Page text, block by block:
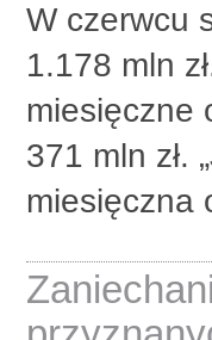
W czerwcu
1.178 mln
miesięczne
371 mln zł.
miesięczna